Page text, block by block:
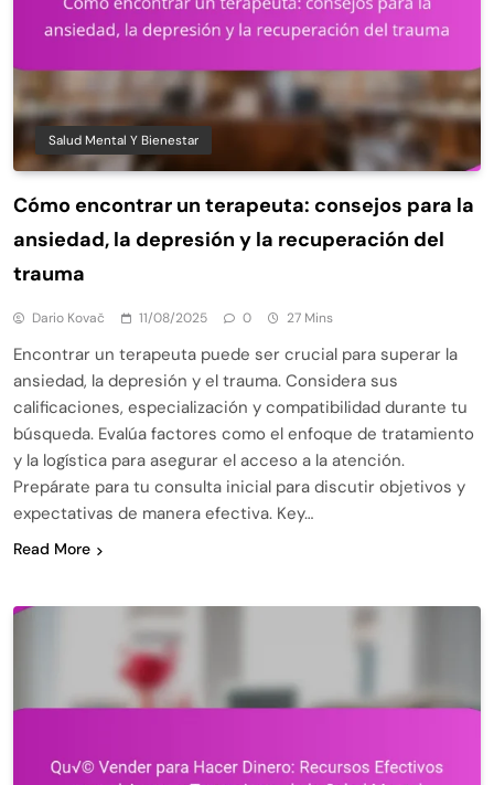
Salud Mental Y Bienestar
Cómo encontrar un terapeuta: consejos para la
ansiedad, la depresión y la recuperación del
trauma
Dario Kovač 11/08/2025 0 27 Mins
Encontrar un terapeuta puede ser crucial para superar la
ansiedad, la depresión y el trauma. Considera sus
calificaciones, especialización y compatibilidad durante tu
búsqueda. Evalúa factores como el enfoque de tratamiento
y la logística para asegurar el acceso a la atención.
Prepárate para tu consulta inicial para discutir objetivos y
expectativas de manera efectiva. Key…
Read More